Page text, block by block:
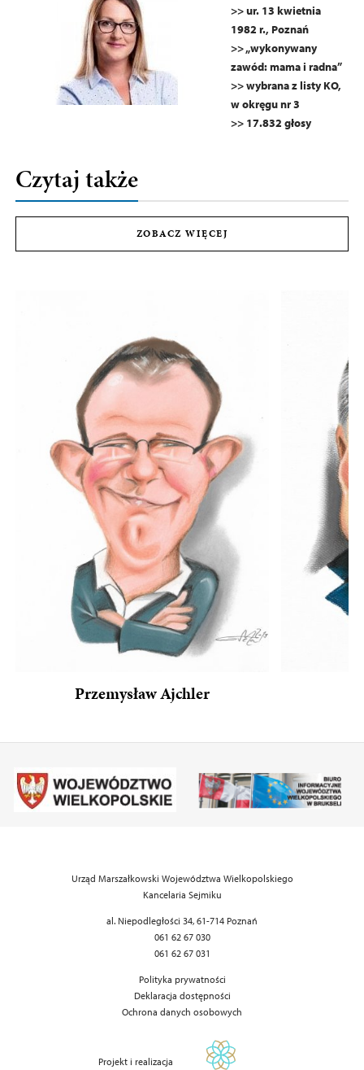
>> ur. 13 kwietnia
1982 r., Poznań
>> „wykonywany
zawód: mama i radna”
>> wybrana z listy KO,
w okręgu nr 3
>> 17.832 głosy
Czytaj także
ZOBACZ WIĘCEJ
Przemysław Ajchler
Urząd Marszałkowski Województwa Wielkopolskiego
Kancelaria Sejmiku
al. Niepodległości 34, 61-714 Poznań
061 62 67 030
061 62 67 031
Polityka prywatności
Deklaracja dostępności
Ochrona danych osobowych
Projekt i realizacja